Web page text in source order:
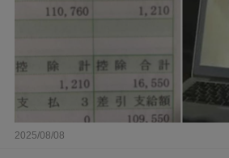
2025/08/08